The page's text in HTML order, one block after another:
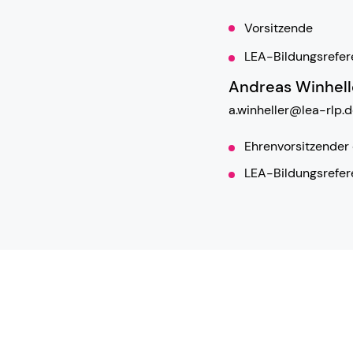
Vorsitzende
LEA-
Andreas
a.winheller@lea-
Ehrenvorsitzender
LEA-